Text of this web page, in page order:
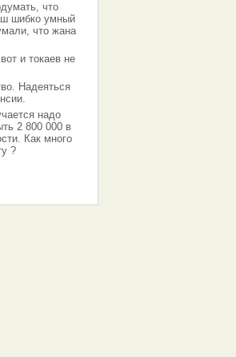
что
шибко умный
что жана
и токаев не
Надеяться
надо
2 800 000 в
Как много
?